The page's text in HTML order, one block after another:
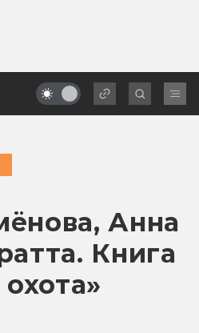
Анна
Книга